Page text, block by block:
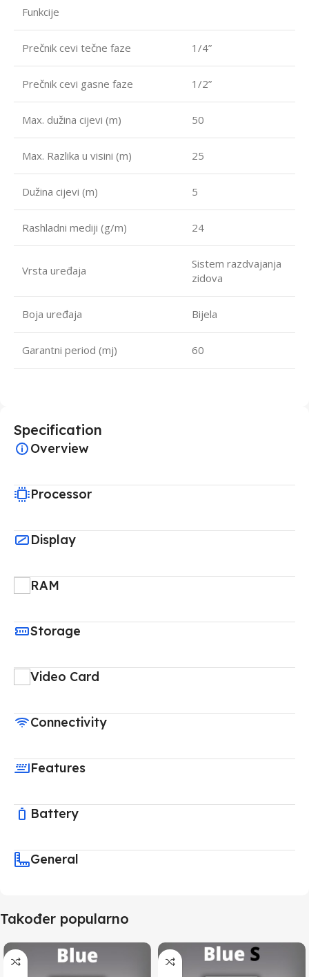
Funkcije
Prečnik cevi tečne faze 1/4”
Prečnik cevi gasne faze 1/2”
Max. dužina cijevi (m) 50
Max. Razlika u visini (m) 25
Dužina cijevi (m) 5
Rashladni mediji (g/m) 24
Vrsta uređaja
Sistem razdvajanja
zidova
Boja uređaja Bijela
Garantni period (mj) 60
Specification
Overview
Processor
Display
RAM
Storage
Video Card
Connectivity
Features
Battery
General
Također popularno